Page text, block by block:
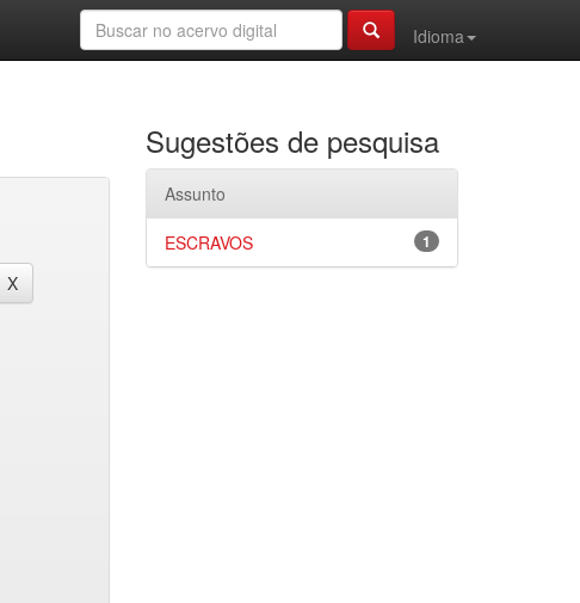
Idioma
Sugestões de pesquisa
Assunto
1
ESCRAVOS